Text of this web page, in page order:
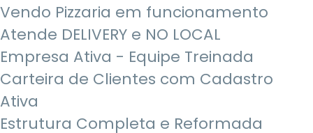
Vendo Pizzaria em funcionamento
Atende DELIVERY e NO LOCAL
Empresa Ativa - Equipe Treinada
Carteira de Clientes com Cadastro
Ativa
Estrutura Completa e Reformada